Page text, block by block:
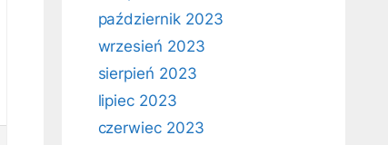
październik 2023
wrzesień 2023
sierpień 2023
lipiec 2023
czerwiec 2023